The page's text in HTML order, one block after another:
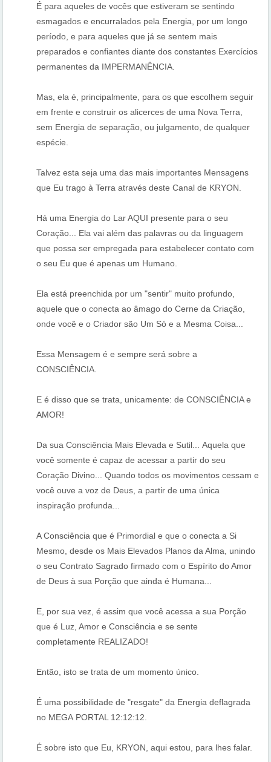
É para aqueles de vocês que estiveram se sentindo
esmagados e encurralados pela Energia, por um longo
período, e para aqueles que já se sentem mais
preparados e confiantes diante dos constantes Exercícios
permanentes da IMPERMANÊNCIA.
Mas, ela é, principalmente, para os que escolhem seguir
em frente e construir os alicerces de uma Nova Terra,
sem Energia de separação, ou julgamento, de qualquer
espécie.
Talvez esta seja uma das mais importantes Mensagens
que Eu trago à Terra através deste Canal de KRYON.
Há uma Energia do Lar AQUI presente para o seu
Coração... Ela vai além das palavras ou da linguagem
que possa ser empregada para estabelecer contato com
o seu Eu que é apenas um Humano.
Ela está preenchida por um "sentir" muito profundo,
aquele que o conecta ao âmago do Cerne da Criação,
onde você e o Criador são Um Só e a Mesma Coisa...
Essa Mensagem é e sempre será sobre a
CONSCIÊNCIA.
E é disso que se trata, unicamente: de CONSCIÊNCIA e
AMOR!
Da sua Consciência Mais Elevada e Sutil... Aquela que
você somente é capaz de acessar a partir do seu
Coração Divino... Quando todos os movimentos cessam e
você ouve a voz de Deus, a partir de uma única
inspiração profunda...
A Consciência que é Primordial e que o conecta a Si
Mesmo, desde os Mais Elevados Planos da Alma, unindo
o seu Contrato Sagrado firmado com o Espírito do Amor
de Deus à sua Porção que ainda é Humana...
E, por sua vez, é assim que você acessa a sua Porção
que é Luz, Amor e Consciência e se sente
completamente REALIZADO!
Então, isto se trata de um momento único.
É uma possibilidade de "resgate" da Energia deflagrada
no MEGA PORTAL 12:12:12.
É sobre isto que Eu, KRYON, aqui estou, para lhes falar.